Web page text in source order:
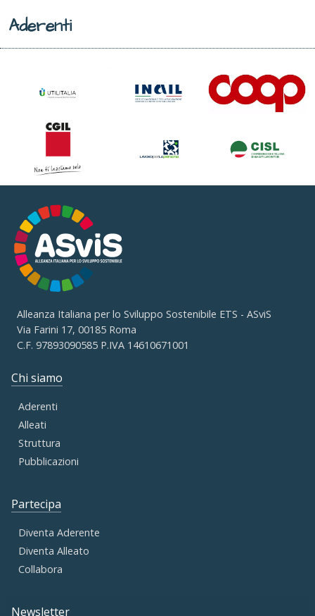
Aderenti
Alleanza Italiana per lo Sviluppo Sostenibile ETS - ASviS
Via Farini 17, 00185 Roma
C.F. 97893090585 P.IVA 14610671001
Chi siamo
Aderenti
Alleati
Struttura
Pubblicazioni
Partecipa
Diventa Aderente
Diventa Alleato
Collabora
Newsletter